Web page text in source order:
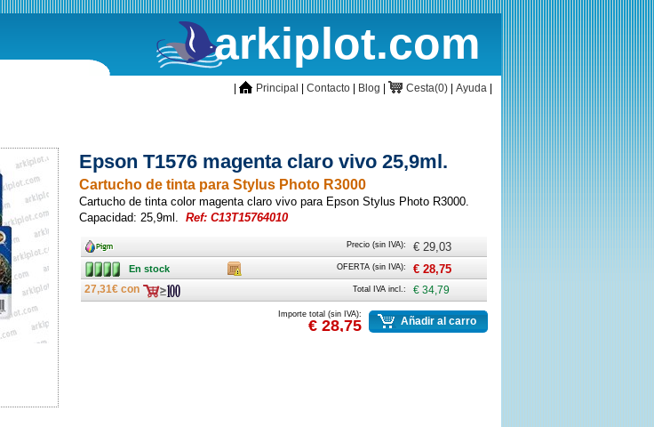
arkiplot.com
inicioPrincipal Contacto Blog CestaCesta(0) Ayuda
Epson T1576 magenta claro vivo 25,9ml.
Cartucho de tinta para Stylus Photo R3000
Cartucho de tinta color magenta claro vivo para Epson Stylus Photo R3000.
Capacidad: 25,9ml. Ref: C13T15764010
Ancho Precio (sin IVA): € 29,03
En stock En stock Caja OFERTA (sin IVA): € 28,75
27,31€ con Total IVA incl.: € 34,79
Importe total (sin IVA):
€ 28,75 Añadir al carro